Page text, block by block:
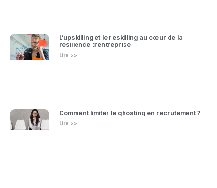
L’upskilling et le reskilling au cœur de la
résilience d’entreprise
Lire >>
Comment limiter le ghosting en recrutement ?
Lire >>